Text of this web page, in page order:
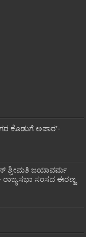
ಕೊಡುಗೆ ಅಪಾರ’-
ಶ್ರೀಮತಿ ಜಯಾವರ್ಮ
ಸಂಸದ ಈರಣ್ಣ